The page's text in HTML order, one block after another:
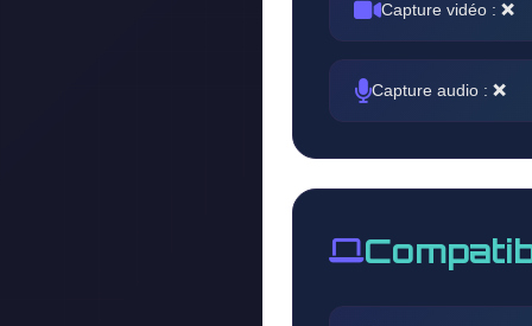
Capture vidéo : ❌
Capture audio : ❌